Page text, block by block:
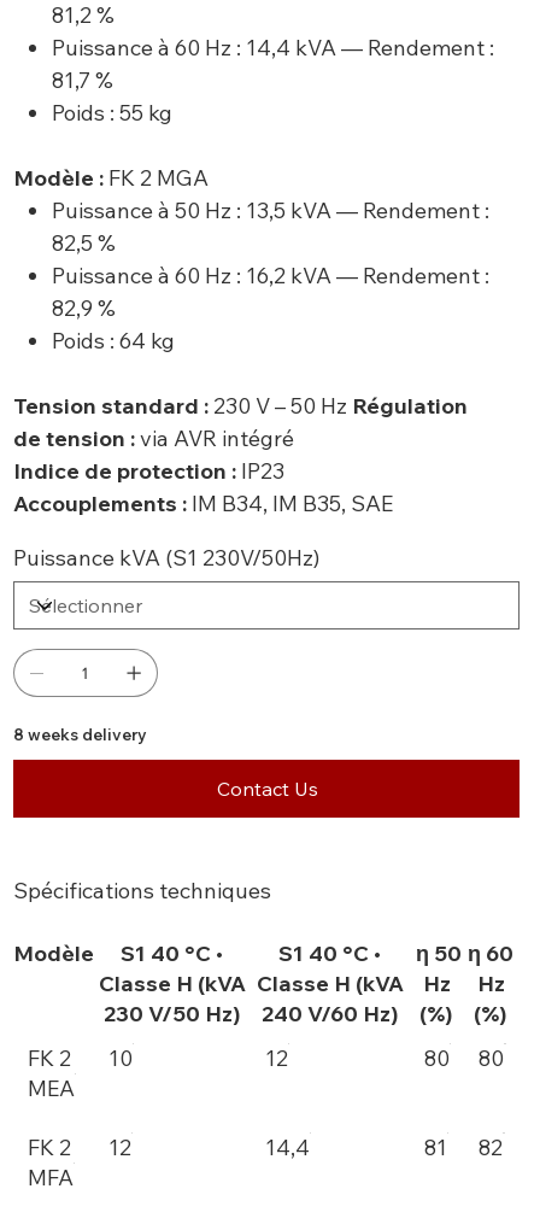
81,2 %
Puissance à 60 Hz : 14,4 kVA — Rendement :
81,7 %
Poids : 55 kg
Modèle :FK 2 MGA
Puissance à 50 Hz : 13,5 kVA — Rendement :
82,5 %
Puissance à 60 Hz : 16,2 kVA — Rendement :
82,9 %
Poids : 64 kg
Tension standard :230 V – 50 Hz Régulation
de tension :via AVR intégré
Indice de protection :IP23
Accouplements :IM B34, IM B35, SAE
Puissance kVA (S1 230V/50Hz)
8 weeks delivery
Contact Us
Spécifications techniques
Modèle
S1 40 °C •
Classe H (kVA
230 V/50 Hz)
S1 40 °C •
Classe H (kVA
240 V/60 Hz)
η 50
Hz
(%)
η 60
Hz
(%)
FK 2
MEA
10 12 80 80
FK 2
MFA
12 14,4 81 82